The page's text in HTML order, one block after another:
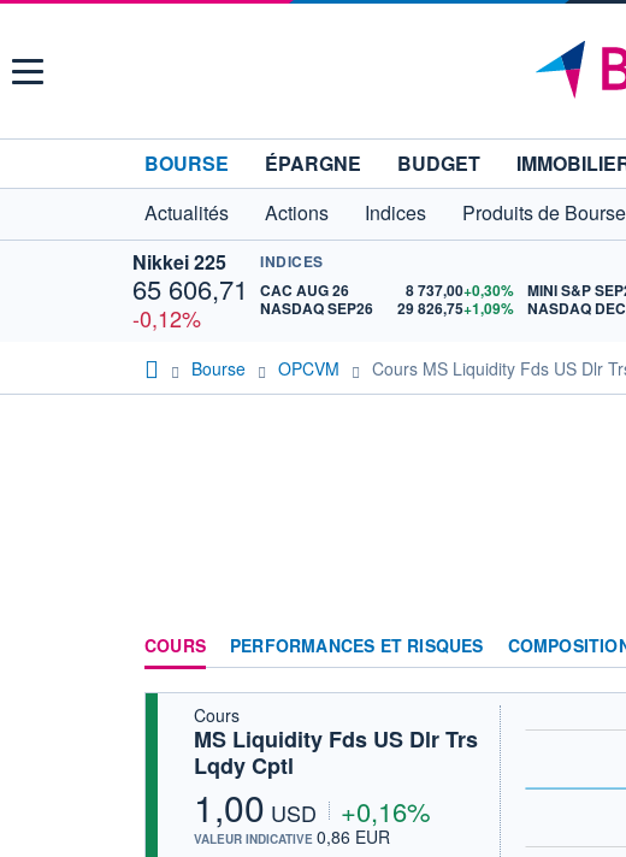
Menu
BOURSE ÉPARGNE BUDGET
Actualités
Actions Indices Produits de Bourse
Nikkei 225
65 606,71
-0,12%
INDICES
CAC AUG 26
8 737,00+0,30%
NASDAQ SEP26
29 826,75+1,09%
MINI S&P
NASDAQ
Bourse OPCVM Cours MS Liquidity Fds US Dlr
COURS PERFORMANCES ET RISQUES
Cours
MS Liquidity Fds US Dlr Trs
Lqdy Cptl
1,00 USD +0,16%
VALEUR INDICATIVE 0,86 EUR